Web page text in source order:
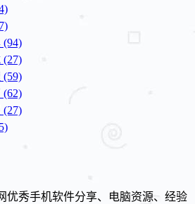
(94)
(27)
(59)
(62)
(27)
优秀手机软件分享、电脑资源、经验